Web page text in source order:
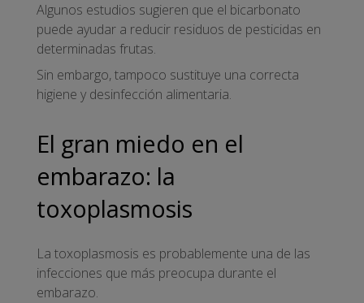
Algunos estudios sugieren que el bicarbonato
puede ayudar a reducir residuos de pesticidas en
determinadas frutas.
Sin embargo, tampoco sustituye una correcta
higiene y desinfección alimentaria.
El gran miedo en el
embarazo: la
toxoplasmosis
La toxoplasmosis es probablemente una de las
infecciones que más preocupa durante el
embarazo.